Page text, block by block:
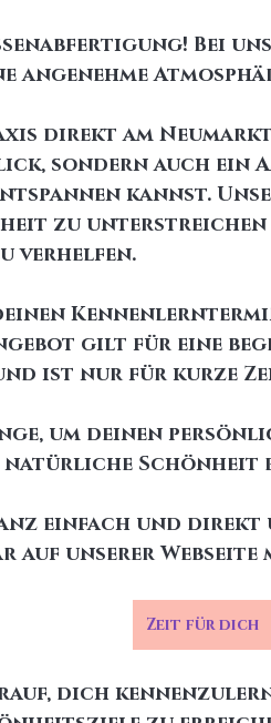
Bei
angenehme
direkt am
sondern auch ein
kannst.
zu unterstreichen
verhelfen.
gilt für eine
ist nur für kurze
um deinen
Schönheit
einfach und direkt
auf unserer Webseite
Zeit für dich
dich